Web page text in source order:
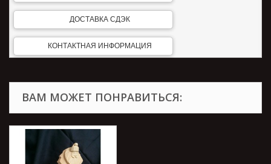
ДОСТАВКА СДЭК
КОНТАКТНАЯ ИНФОРМАЦИЯ
ВАМ МОЖЕТ ПОНРАВИТЬСЯ: